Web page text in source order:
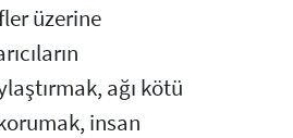
üzerine
ağı kötü
insan